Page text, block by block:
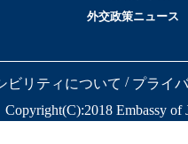
外交政策ニュース
ビリティについて / プライ
Copyright(C):2018 Embassy of